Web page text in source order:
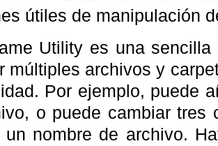
útiles de manipulación
Utility es una
múltiples archivos y
Por ejemplo, puede
o puede cambiar tres
un nombre de archivo.